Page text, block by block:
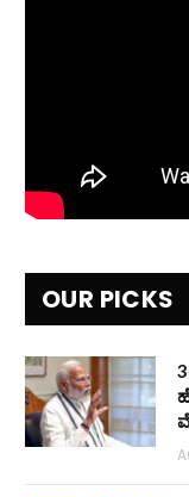
OUR PICKS